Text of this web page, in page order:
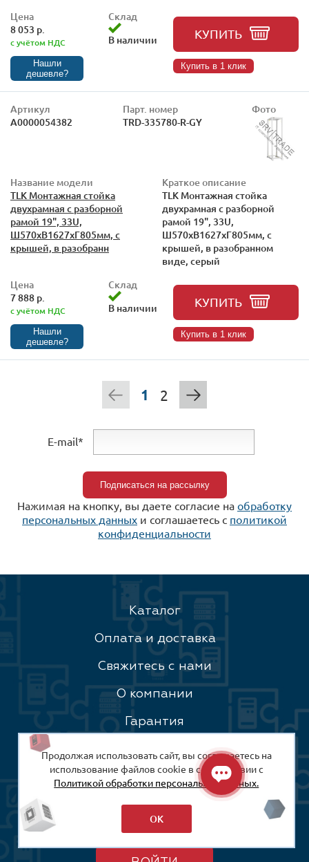
Цена
8 053 р.
с учётом НДС
Нашли
дешевле?
Склад
В наличии
КУПИТЬ
Купить в 1 клик
Артикул
А0000054382
Парт. номер
TRD-335780-R-GY
Фото
Название модели
TLK Монтажная стойка
двухрамная с разборной
рамой 19", 33U,
Ш570xВ1627xГ805мм, с
крышей, в разобранн
Краткое описание
TLK Монтажная стойка
двухрамная с разборной
рамой 19", 33U,
Ш570xВ1627xГ805мм, с
крышей, в разобранном
виде, серый
Цена
7 888 р.
с учётом НДС
Нашли
дешевле?
Склад
В наличии
КУПИТЬ
Купить в 1 клик
1 2
E-mail*
Нажимая на кнопку, вы даете согласие на обработку
персональных данных и соглашаетесь c политикой
конфиденциальности
Каталог
Оплата и доставка
Свяжитесь с нами
О компании
Гарантия
Контакты
Наш лес
Личный кабинет
Продолжая использовать сайт, вы соглашаетесь на
использование файлов cookie в соответствии с
Политикой обработки персональных данных.
ОК